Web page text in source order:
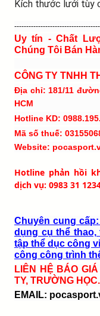
Kích thước lưới tùy
Uy tín - Chất
Chúng Tôi Bán
CÔNG TY TNHH
Địa chỉ: 181/11
HCM
Hotline KD:
Mã số thuế:
Website:
Hotline phản hồi
dịch vụ: 0983 31
Chuyên cung
dụng cụ thể
tập thể dục công
công công trình
LIÊN HỆ BÁO
TY, TRƯỜNG HỌC.
EMAIL: